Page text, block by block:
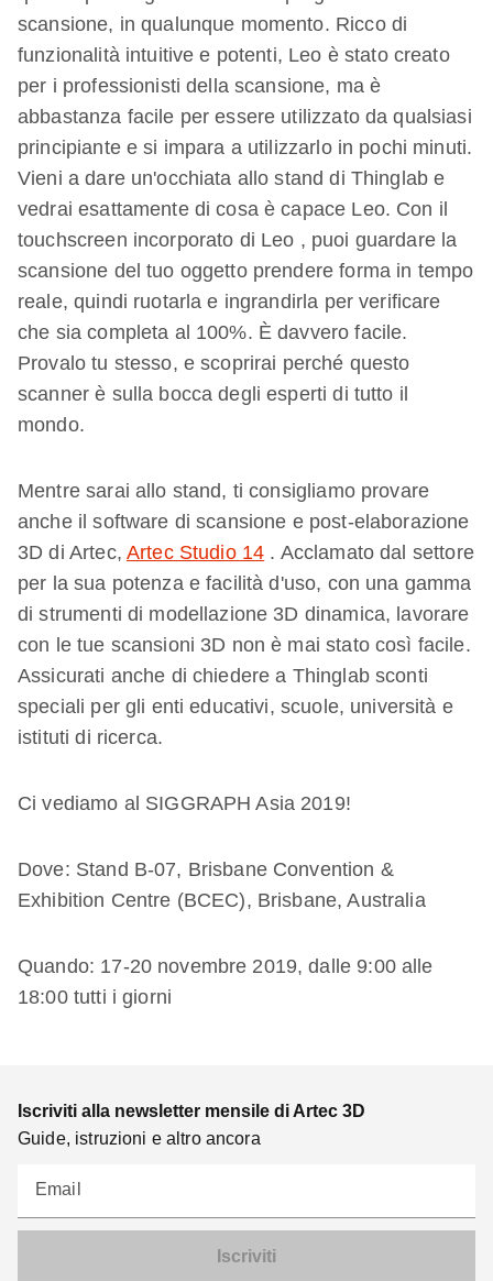
scansione, in qualunque momento. Ricco di
funzionalità intuitive e potenti, Leo è stato creato
per i professionisti della scansione, ma è
abbastanza facile per essere utilizzato da qualsiasi
principiante e si impara a utilizzarlo in pochi minuti.
Vieni a dare un'occhiata allo stand di Thinglab e
vedrai esattamente di cosa è capace Leo. Con il
touchscreen incorporato di Leo , puoi guardare la
scansione del tuo oggetto prendere forma in tempo
reale, quindi ruotarla e ingrandirla per verificare
che sia completa al 100%. È davvero facile.
Provalo tu stesso, e scoprirai perché questo
scanner è sulla bocca degli esperti di tutto il
mondo.
Mentre sarai allo stand, ti consigliamo provare
anche il software di scansione e post-elaborazione
3D di Artec, Artec Studio 14 . Acclamato dal settore
per la sua potenza e facilità d'uso, con una gamma
di strumenti di modellazione 3D dinamica, lavorare
con le tue scansioni 3D non è mai stato così facile.
Assicurati anche di chiedere a Thinglab sconti
speciali per gli enti educativi, scuole, università e
istituti di ricerca.
Ci vediamo al SIGGRAPH Asia 2019!
Dove: Stand B-07, Brisbane Convention &
Exhibition Centre (BCEC), Brisbane, Australia
Quando: 17-20 novembre 2019, dalle 9:00 alle
18:00 tutti i giorni
Iscriviti alla newsletter mensile di Artec 3D
Guide, istruzioni e altro ancora
Email